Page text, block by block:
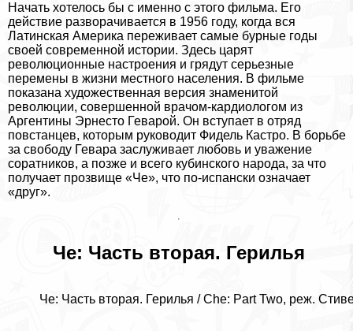
Начать хотелось бы с именно с этого фильма. Его
действие разворачивается в 1956 году, когда вся
Латинская Америка переживает самые бурные годы
своей современной истории. Здесь царят
революционные настроения и грядут серьезные
перемены в жизни местного населения. В фильме
показана художественная версия знаменитой
революции, совершенной врачом-кардиологом из
Аргентины Эрнесто Геварой. Он вступает в отряд
повстанцев, которым руководит Фидель Кастро. В борьбе
за свободу Гевара заслуживает любовь и уважение
соратников, а позже и всего кубинского народа, за что
получает прозвище «Че», что по-испански означает
«друг».
Че: Часть вторая. Герилья
Че: Часть вторая. Герилья / Che: Part Two, реж.